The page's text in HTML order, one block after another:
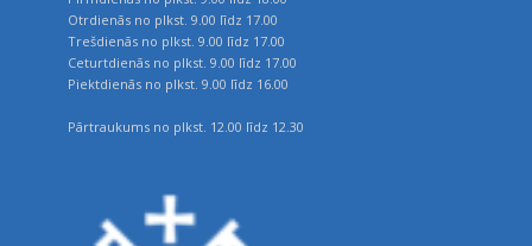
Otrdienās no plkst. 9.00 līdz 17.00
Trešdienās no plkst. 9.00 līdz 17.00
Ceturtdienās no plkst. 9.00 līdz 17.00
Piektdienās no plkst. 9.00 līdz 16.00
Pārtraukums no plkst. 12.00 līdz 12.30